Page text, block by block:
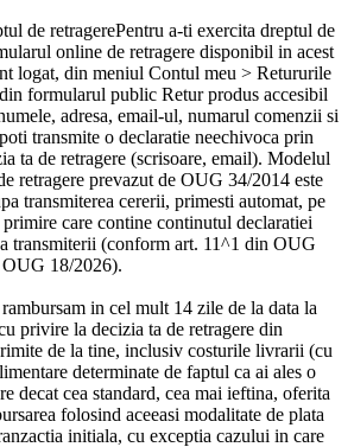
de retragerePentru a-ti exercita dreptul de
online de retragere disponibil in acest
logat, din meniul Contul meu > Retururile
formularul public Retur produs accesibil
adresa, email-ul, numarul comenzii si
transmite o declaratie neechivoca prin
ta de retragere (scrisoare, email). Modelul
retragere prevazut de OUG 34/2014 este
transmiterea cererii, primesti automat, pe
care contine continutul declaratiei
transmiterii (conform art. 11^1 din OUG
18/2026).
in cel mult 14 zile de la data la
privire la decizia ta de retragere din
de la tine, inclusiv costurile livrarii (cu
determinate de faptul ca ai ales o
decat cea standard, cea mai ieftina, oferita
folosind aceeasi modalitate de plata
initiala, cu exceptia cazului in care